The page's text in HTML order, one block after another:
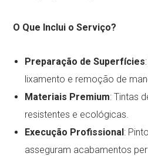
O Que Inclui o Serviço?
Preparação de Superfícies
lixamento e remoção de
Materiais Premium: Tintas
resistentes e ecológicas.
Execução Profissional:
asseguram acabamentos